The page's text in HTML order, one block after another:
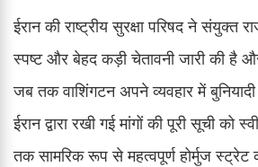
ईरान की राष्ट्रीय सुरक्षा परिषद ने संयुक्त
स्पष्ट और बेहद कड़ी चेतावनी जारी की है
जब तक वाशिंगटन अपने व्यवहार में
ईरान द्वारा रखी गई मांगों की पूरी सूची को
तक सामरिक रूप से महत्वपूर्ण होर्मुज स्ट्रेट